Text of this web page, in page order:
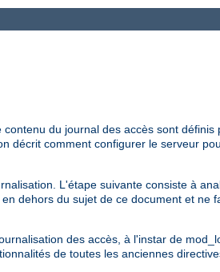
du journal des accès sont définis
décrit comment configurer le serveur
L'étape suivante consiste à
dehors du sujet de ce document et ne
des accès, à l'instar de
de toutes les anciennes